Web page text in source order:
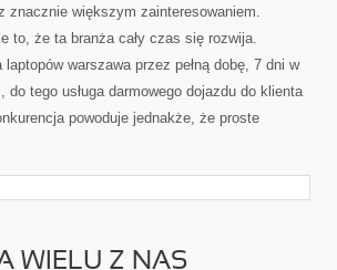
DZIESIĄTKI
znacznie większym zainteresowaniem.
to, że ta branża cały czas się rozwija.
laptopów warszawa przez pełną dobę, 7 dni w
tego usługa darmowego dojazdu do klienta
powoduje jednakże, że proste
WIELU Z NAS